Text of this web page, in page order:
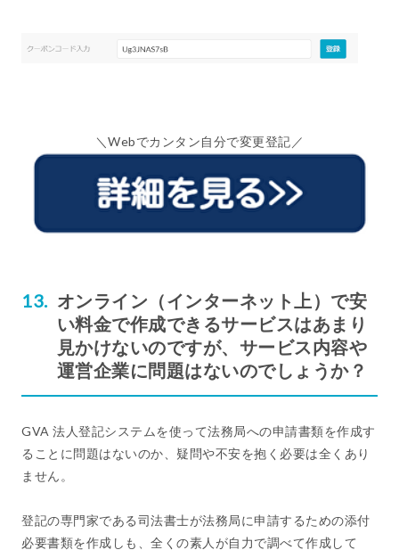
＼Webでカンタン自分で変更登記／
オンライン（インターネット上）で安
い料金で作成できるサービスはあまり
見かけないのですが、サービス内容や
運営企業に問題はないのでしょうか？
GVA 法人登記システムを使って法務局への申請書類を作成す
ることに問題はないのか、疑問や不安を抱く必要は全くあり
ません。
登記の専門家である司法書士が法務局に申請するための添付
必要書類を作成しも、全くの素人が自力で調べて作成して